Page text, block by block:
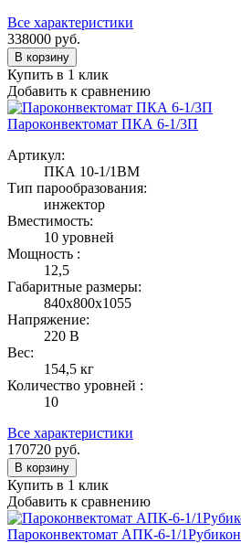
Все характеристики
338000 руб.
В корзину
Купить в 1 клик
Добавить к сравнению
Пароконвектомат ПКА 6-1/3П
Артикул:
ПКА 10-1/1ВМ
Тип парообразования:
инжектор
Вместимость:
10 уровней
Мощность :
12,5
Габаритные размеры:
840x800x1055
Напряжение:
220 В
Вес:
154,5 кг
Количество уровней :
10
Все характеристики
170720 руб.
В корзину
Купить в 1 клик
Добавить к сравнению
Пароконвектомат АПК-6-1/1Рубикон